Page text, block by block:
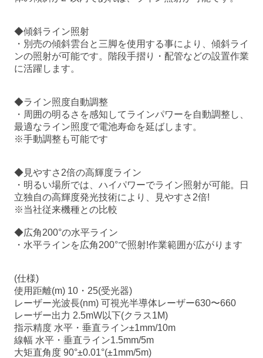
◆傾斜ライン照射
・別売の傾斜雲台と三脚を使用する事により、傾斜ライ
ンの照射が可能です。階段手摺り・配管などの設置作業
に活躍します。
◆ライン照度自動調整
・周囲の明るさを感知してラインパワーを自動調整し、
最適なライン照度で電池寿命を延ばします。
※手動調整も可能です
◆見やすさ2倍の高輝度ライン
・明るい場所では、ハイパワーでライン照射が可能。日
立独自の高輝度発光技術により、見やすさ2倍!
※当社従来機種との比較
◆広角200°の水平ライン
・水平ラインを広角200°で照射!作業範囲が広がります
(仕様)
使用距離(m) 10・25(受光器)
レーザー光波長(nm) 可視光半導体レーザー630〜660
レーザー出力 2.5mW以下(クラス1M)
指示精度 水平・垂直ライン±1mm/10m
線幅 水平・垂直ライン1.5mm/5m
大矩直角度 90°±0.01°(±1mm/5m)